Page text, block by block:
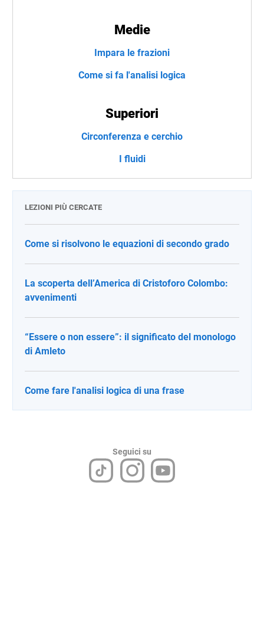
Medie
Impara le frazioni
Come si fa l'analisi logica
Superiori
Circonferenza e cerchio
I fluidi
LEZIONI PIÙ CERCATE
Come si risolvono le equazioni di secondo grado
La scoperta dell’America di Cristoforo Colombo:
avvenimenti
“Essere o non essere”: il significato del monologo
di Amleto
Come fare l'analisi logica di una frase
Seguici su